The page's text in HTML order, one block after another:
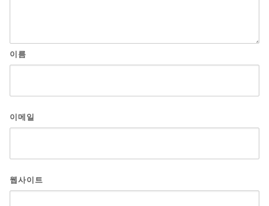
이름
이메일
웹사이트